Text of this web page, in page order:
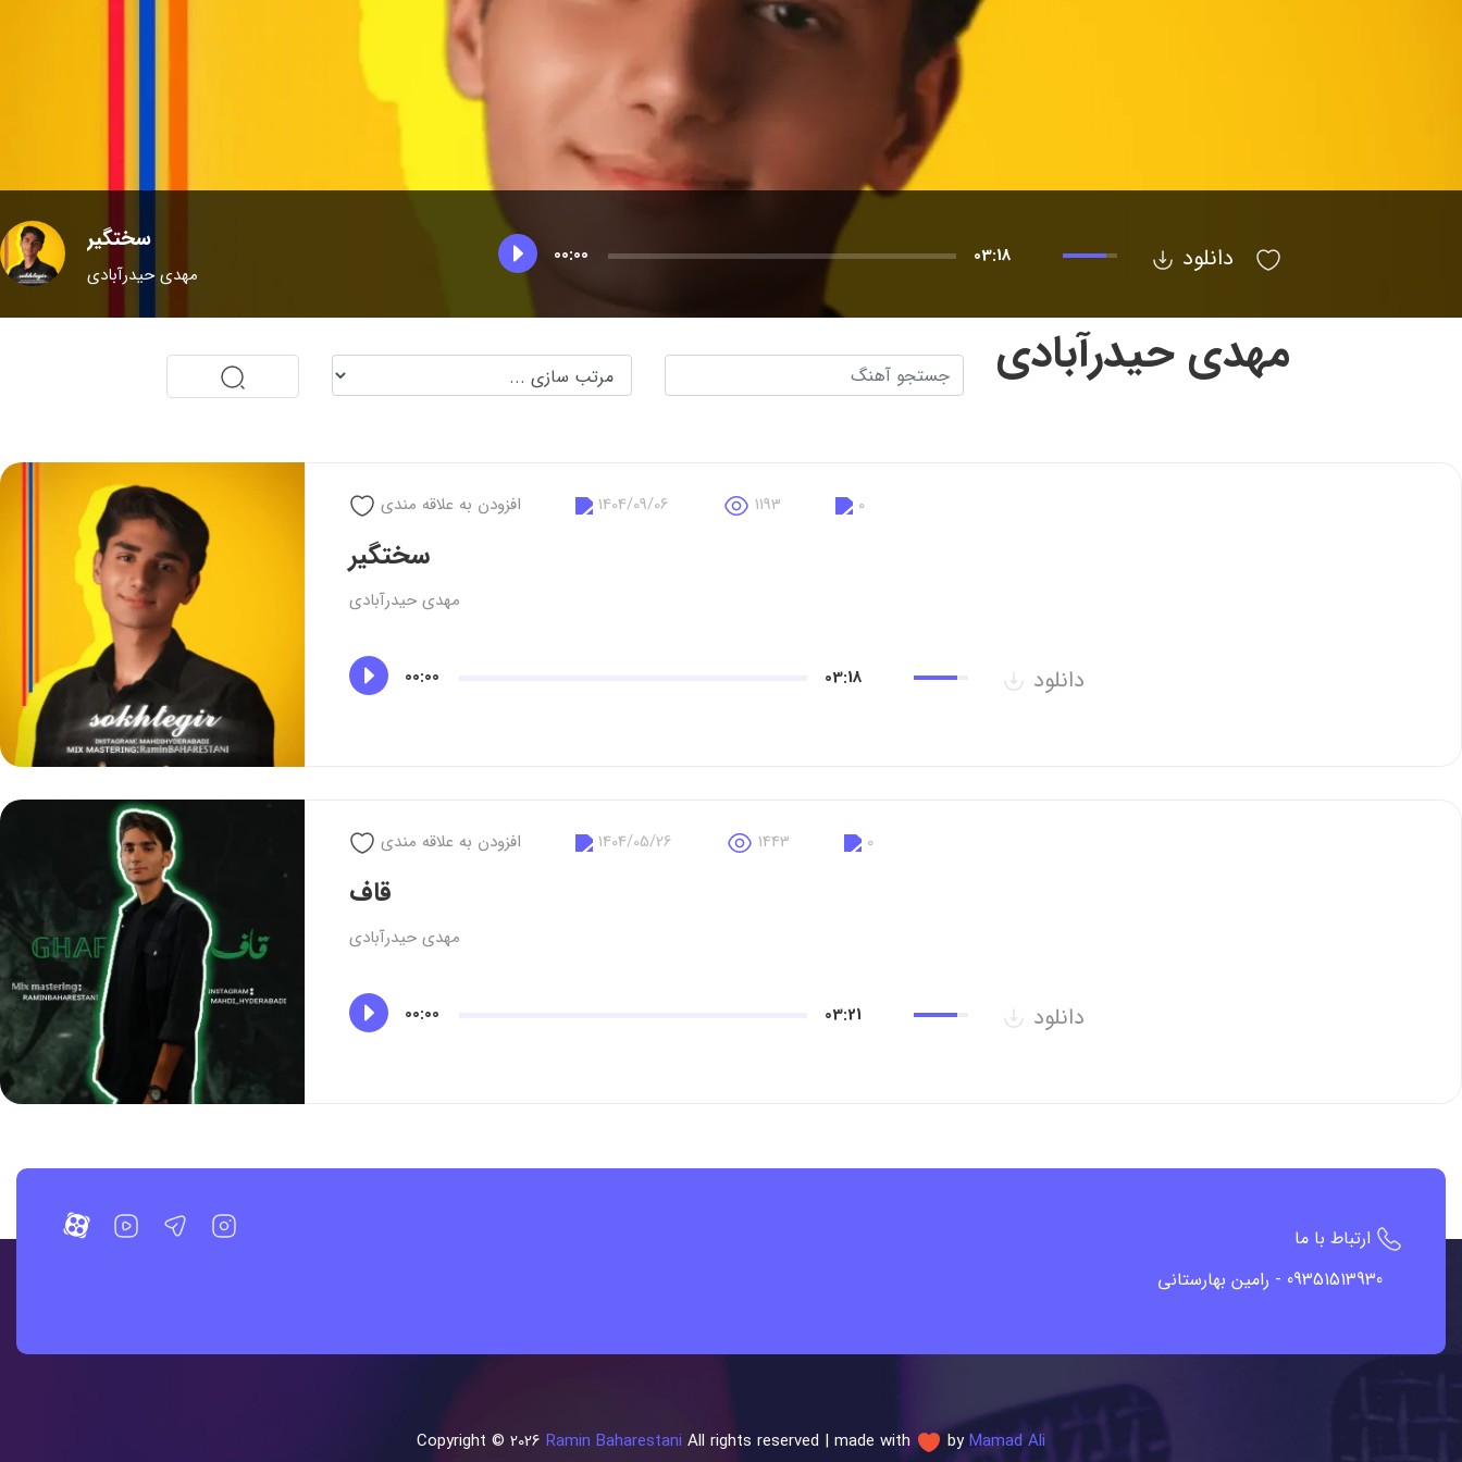
سختگیر
مهدی حیدرآبادی
00:00 03:18 دانلود
مهدی حیدرآبادی
افزودن به علاقه مندی 1404/09/06 1193 0
سختگیر
مهدی حیدرآبادی
00:00 03:18 دانلود
افزودن به علاقه مندی 1404/05/26 1443 0
قاف
مهدی حیدرآبادی
00:00 03:21 دانلود
ارتباط با ما
09351513930 -
رامین بهارستانی
Copyright © 2026 Ramin Baharestani All rights reserved | made with byMamad Ali